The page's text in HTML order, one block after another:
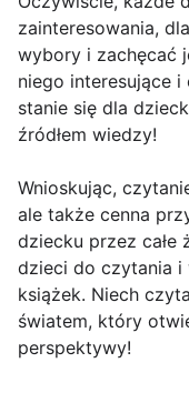
zainteresowania,
wybory i zachęcać
niego interesujące
stanie się dla
źródłem wiedzy!
Wnioskując,
ale także cenna
dziecku przez całe
dzieci do czytania i
książek. Niech
światem, który
perspektywy!